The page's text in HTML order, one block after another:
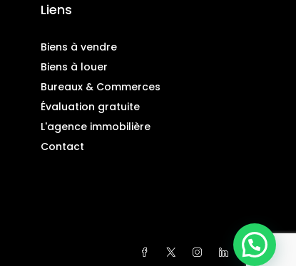
Liens
Biens à vendre
Biens à louer
Bureaux & Commerces
Évaluation gratuite
L'agence immobilière
Contact